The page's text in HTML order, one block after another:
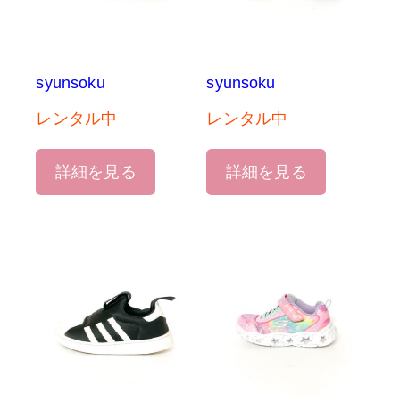
syunsoku
レンタル中
詳細を見る
syunsoku
レンタル中
詳細を見る